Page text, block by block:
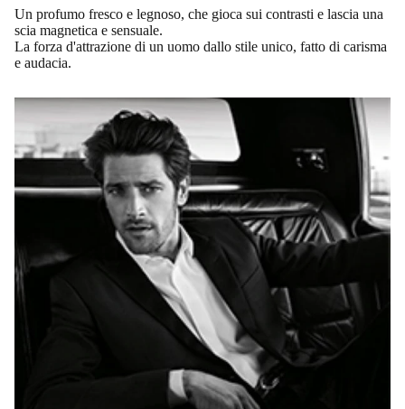
Un profumo fresco e legnoso, che gioca sui contrasti e lascia una
scia magnetica e sensuale.
La forza d'attrazione di un uomo dallo stile unico, fatto di carisma
e audacia.